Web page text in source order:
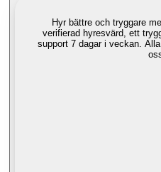
Hyr bättre och tryggare
verifierad hyresvärd, ett
support 7 dagar i veckan.